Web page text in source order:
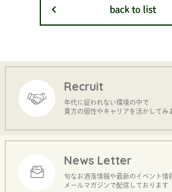
back to list
Recruit
年代に捉われない環境の中で
貴方の個性やキャリアを活かしてみ
News Letter
旬なお洒落情報や最新のイベント情
メールマガジンで配信しております